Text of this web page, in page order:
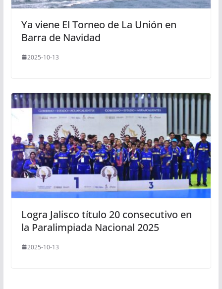
Ya viene El Torneo de La Unión en
Barra de Navidad
2025-10-13
Logra Jalisco título 20 consecutivo en
la Paralimpiada Nacional 2025
2025-10-13